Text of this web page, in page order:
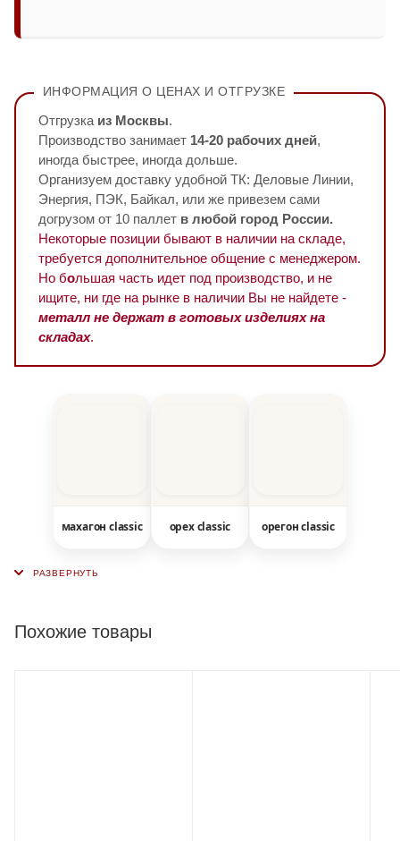
ИНФОРМАЦИЯ О ЦЕНАХ И ОТГРУЗКЕ
Отгрузка из Москвы.
Производство занимает 14-20 рабочих дней,
иногда быстрее, иногда дольше.
Организуем доставку удобной ТК: Деловые Линии,
Энергия, ПЭК, Байкал, или же привезем сами
догрузом от 10 паллет в любой город России.
Некоторые позиции бывают в наличии на складе,
требуется дополнительное общение с менеджером.
Но большая часть идет под производство, и не
ищите, ни где на рынке в наличии Вы не найдете -
металл не держат в готовых изделиях на
складах.
махагон classic орех classic орегон classic
Похожие товары